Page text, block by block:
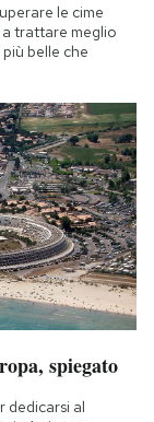
le cime
trattare meglio
belle che
spiegato
dedicarsi al